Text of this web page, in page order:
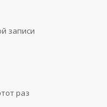
записи
раз